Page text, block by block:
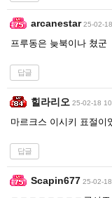
arcanestar 25-02-
프루동은 늦북이나 쳤군
답글
힐라리오 25-02-18
마르크스 이시키 표절이
답글
Scapin677 25-02-